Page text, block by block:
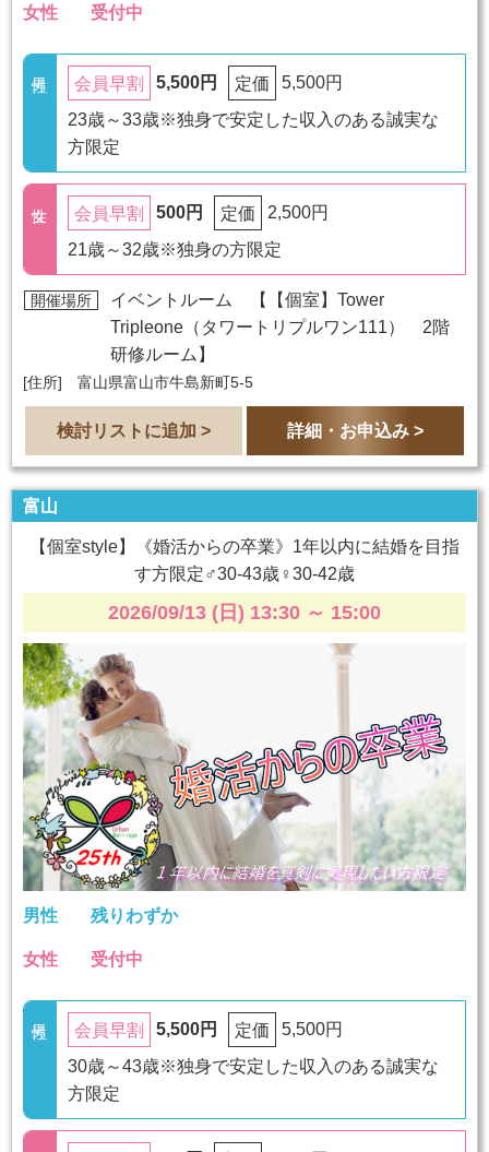
女性 受付中
会員早割 5,500円 定価
5,500円
23歳～33歳※独身で安定した収入のある誠実な
方限定
会員早割 500円 定価
2,500円
21歳～32歳※独身の方限定
開催場所 イベントルーム 【
【個室】Tower
Tripleone（タワートリプルワン111） 2階
研修ルーム 】
[住所] 富山県富山市牛島新町5-5
検討リストに追加 > 詳細・お申込み >
富山
【個室style】《婚活からの卒業》1年以内に結婚を目指
す方限定♂30-43歳♀30-42歳
2026/09/13 (日) 13:30 ～ 15:00
男性 残りわずか
女性 受付中
会員早割 5,500円 定価
5,500円
30歳～43歳※独身で安定した収入のある誠実な
方限定